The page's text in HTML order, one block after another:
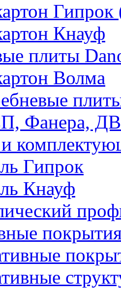
Гипрок
Кнауф
плиты
Волма
Фанера,
Гипрок
Кнауф